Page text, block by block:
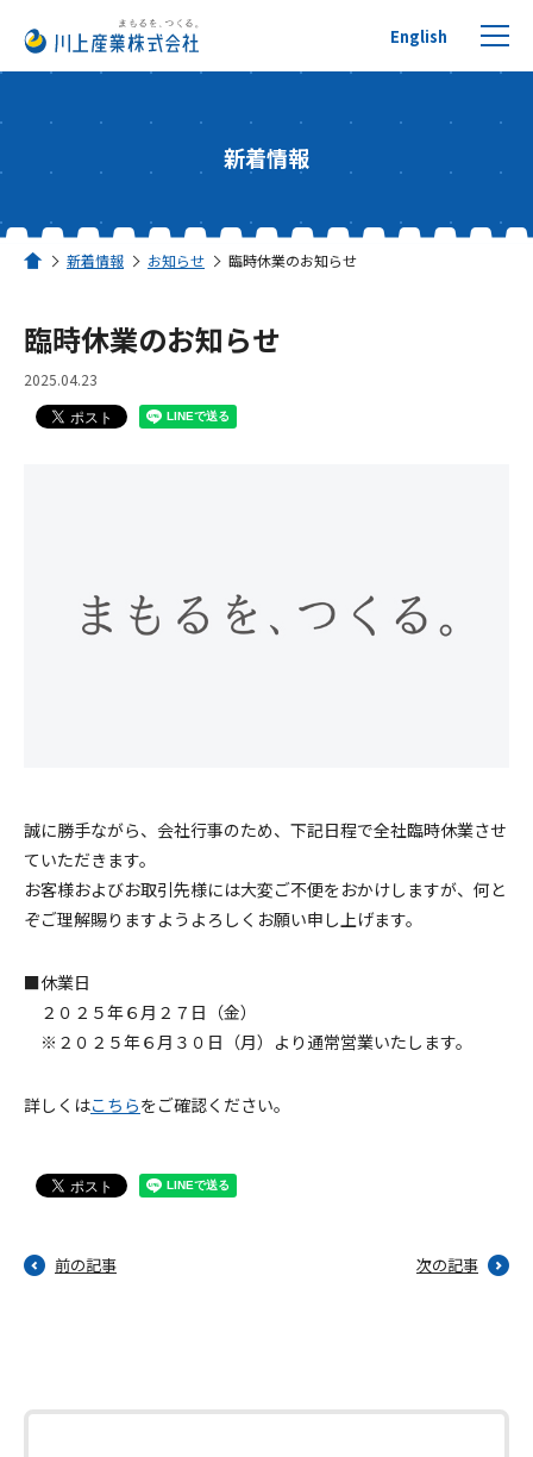
English
リサイクルへの取り組み
活用事例
お問い合わせ
メニューを閉じる
新着情報
ホーム
新着情報 お知らせ 臨時休業のお知らせ
臨時休業のお知らせ
2025.04.23
誠に勝手ながら、会社行事のため、下記日程で全社臨時休業させ
ていただきます。
お客様およびお取引先様には大変ご不便をおかけしますが、何と
ぞご理解賜りますようよろしくお願い申し上げます。
■休業日
２０２５年６月２７日（金）
※２０２５年６月３０日（月）より通常営業いたします。
詳しくはこちらをご確認ください。
前の記事 次の記事